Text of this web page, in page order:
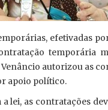
efetivadas
temporária
autorizou as
apoio político.
lei, as contratações